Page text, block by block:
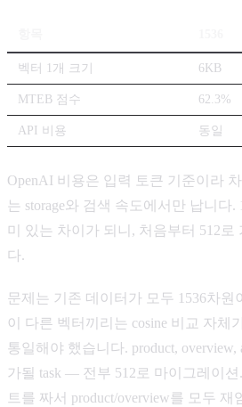
벡터 1개 크기 6KB
MTEB 점수 62.3%
API 비용 동일
OpenAI 비용은 입력 토큰 기준이라
는 storage와 검색 속도에서만 납니다.
미 있는 차이가 되니, 처음부터 512로
다.
문제는 기존 데이터가 모두 1536차원
이 다른 벡터끼리는 cosine 비교 자체
통일해야 했습니다. product, overview,
가될 task — 전부 512로 마이그레이
트를 짜서 product/overview를 모두 재